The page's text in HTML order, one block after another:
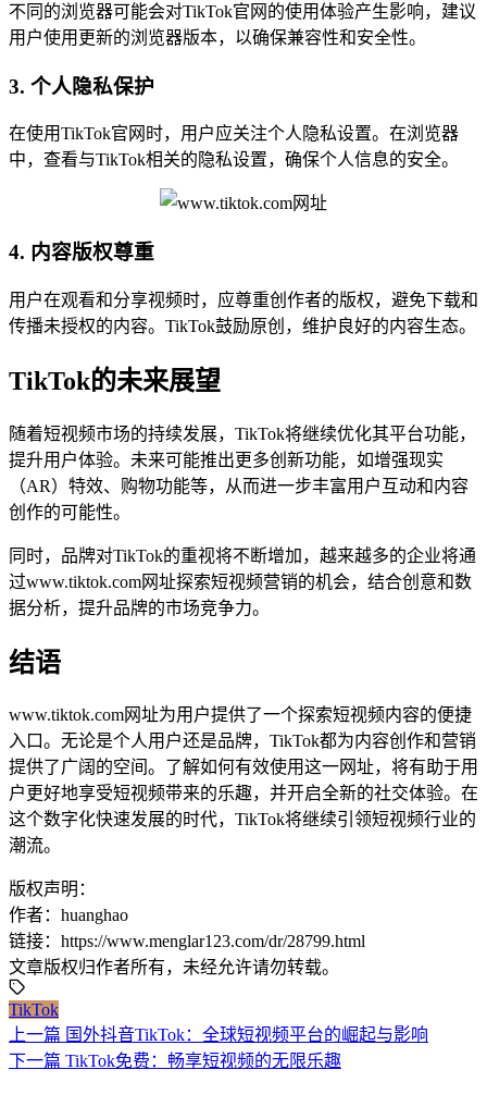
不同的浏览器可能会对TikTok官网的使用体验产生影响，建议
用户使用更新的浏览器版本，以确保兼容性和安全性。
3. 个人隐私保护
在使用TikTok官网时，用户应关注个人隐私设置。在浏览器
中，查看与TikTok相关的隐私设置，确保个人信息的安全。
4. 内容版权尊重
用户在观看和分享视频时，应尊重创作者的版权，避免下载和
传播未授权的内容。TikTok鼓励原创，维护良好的内容生态。
TikTok的未来展望
随着短视频市场的持续发展，TikTok将继续优化其平台功能，
提升用户体验。未来可能推出更多创新功能，如增强现实
（AR）特效、购物功能等，从而进一步丰富用户互动和内容
创作的可能性。
同时，品牌对TikTok的重视将不断增加，越来越多的企业将通
过www.tiktok.com网址探索短视频营销的机会，结合创意和数
据分析，提升品牌的市场竞争力。
结语
www.tiktok.com网址为用户提供了一个探索短视频内容的便捷
入口。无论是个人用户还是品牌，TikTok都为内容创作和营销
提供了广阔的空间。了解如何有效使用这一网址，将有助于用
户更好地享受短视频带来的乐趣，并开启全新的社交体验。在
这个数字化快速发展的时代，TikTok将继续引领短视频行业的
潮流。
版权声明：
作者：huanghao
链接：https://www.menglar123.com/dr/28799.html
文章版权归作者所有，未经允许请勿转载。
TikTok
上一篇 国外抖音TikTok：全球短视频平台的崛起与影响
下一篇 TikTok免费：畅享短视频的无限乐趣